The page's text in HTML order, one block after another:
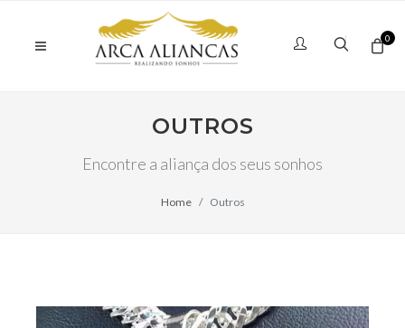
0
OUTROS
Encontre a aliança dos seus sonhos
Home Outros